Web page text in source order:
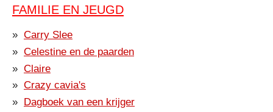
FAMILIE EN JEUGD
Carry Slee
Celestine en de paarden
Claire
Crazy cavia's
Dagboek van een krijger